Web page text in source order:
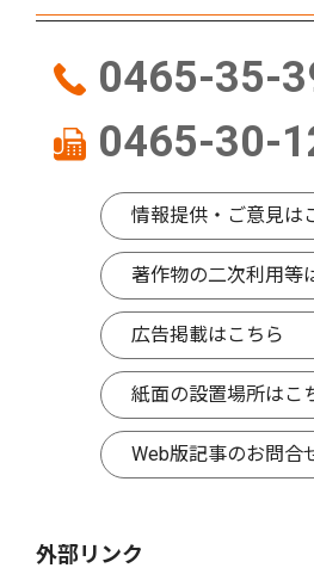
0465-35-
0465-30-
情報提供・ご意見は
著作物の二次利用等
広告掲載はこちら
紙面の設置場所はこ
Web版記事のお問合
外部リンク